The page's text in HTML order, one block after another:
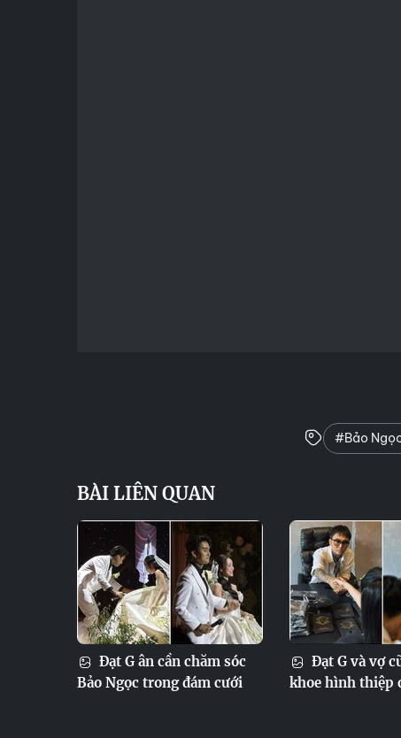
#Bảo
BÀI LIÊN QUAN
Đạt G ân cần chăm sóc
Bảo Ngọc trong đám cưới
Đạt G và vợ
khoe hình thiệp